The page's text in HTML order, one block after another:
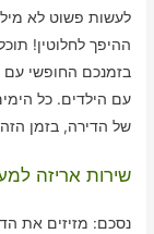
לעשות פשוט לא
ההיפך לחלוטין!
בזמנכם החופשי עם
עם הילדים. כל
של הדירה, בזמן
שירות אריזה
נסכם: מזיזים את